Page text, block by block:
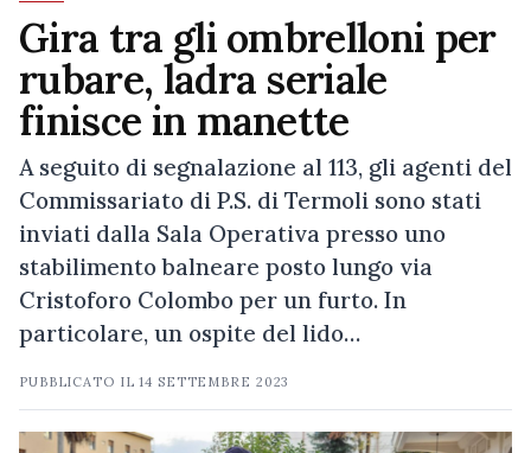
Gira tra gli ombrelloni per
rubare, ladra seriale
finisce in manette
A seguito di segnalazione al 113, gli agenti del
Commissariato di P.S. di Termoli sono stati
inviati dalla Sala Operativa presso uno
stabilimento balneare posto lungo via
Cristoforo Colombo per un furto. In
particolare, un ospite del lido…
PUBBLICATO IL14 SETTEMBRE 2023